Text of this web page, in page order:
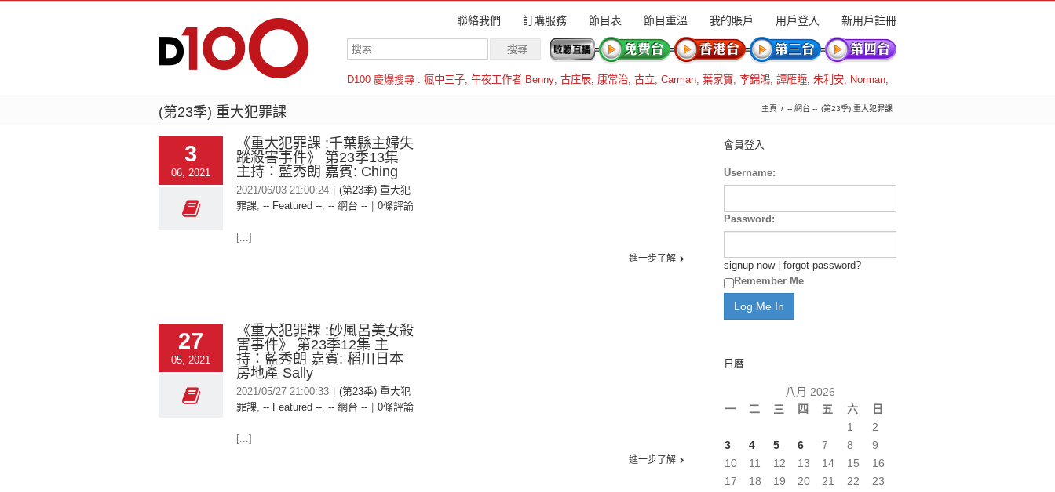
聯絡我們 訂購服務 節目表 節目重溫 我的賬戶 用戶登入 新用戶註冊
D100 慶爆搜尋 : 瘋中三子, 午夜工作者 Benny, 古庄辰, 康常治, 古立, Carman, 葉家寶, 李錦鴻, 譚雁瞳, 朱利安, Norman,
羅倫斯
(第23季) 重大犯罪課 主頁 -- 網台 -- (第23季) 重大犯罪課
3
06, 2021
《重大犯罪課 :千葉縣主婦失
蹤殺害事件》 第23季13集
主持：藍秀朗 嘉賓: Ching
2021/06/03 21:00:24
(第23季) 重大犯
罪課, -- Featured --, -- 網台 -- 0條評論
[...]
進一步了解
27
05, 2021
《重大犯罪課 :砂風呂美女殺
害事件》 第23季12集 主
持：藍秀朗 嘉賓: 稻川日本
房地產 Sally
2021/05/27 21:00:33
(第23季) 重大犯
罪課, -- Featured --, -- 網台 -- 0條評論
[...]
進一步了解
會員登入
Username:
Password:
signup now| forgot password?
Remember Me
日曆
八月 2026
一
二 三 四 五 六 日
1
2
3
4 5 6 7 8
9
10
11 12 13 14 15
16
17
18 19 20 21 22
23